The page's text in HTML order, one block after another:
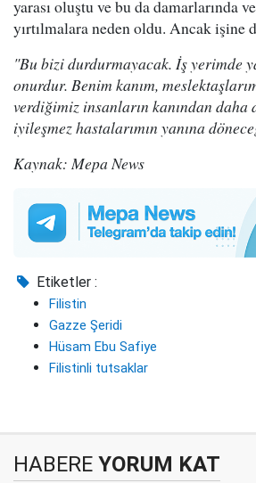
yarası oluştu ve bu da damarlarında
yırtılmalara neden oldu. Ancak işine
"Bu bizi durdurmayacak. İş yerimde
onurdur. Benim kanım,
verdiğimiz insanların kanından
iyileşmez hastalarımın yanına
Kaynak: Mepa News
Etiketler :
Filistin
Gazze Şeridi
Hüsam Ebu Safiye
Filistinli tutsaklar
HABERE YORUM KAT